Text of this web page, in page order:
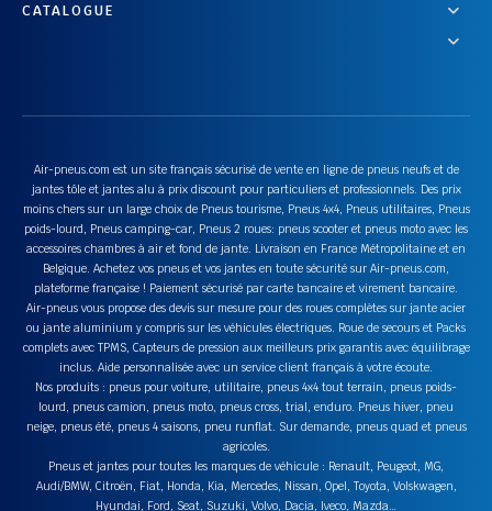
CATALOGUE
Air-pneus.com est un site français sécurisé de vente en ligne de pneus neufs et de
jantes tôle et jantes alu à prix discount pour particuliers et professionnels. Des prix
moins chers sur un large choix de Pneus tourisme, Pneus 4x4, Pneus utilitaires, Pneus
poids-lourd, Pneus camping-car, Pneus 2 roues: pneus scooter et pneus moto avec les
accessoires chambres à air et fond de jante. Livraison en France Métropolitaine et en
Belgique. Achetez vos pneus et vos jantes en toute sécurité sur Air-pneus.com,
plateforme française ! Paiement sécurisé par carte bancaire et virement bancaire.
Air-pneus vous propose des devis sur mesure pour des roues complètes sur jante acier
ou jante aluminium y compris sur les véhicules électriques. Roue de secours et Packs
complets avec TPMS, Capteurs de pression aux meilleurs prix garantis avec équilibrage
inclus. Aide personnalisée avec un service client français à votre écoute.
Nos produits : pneus pour voiture, utilitaire, pneus 4x4 tout terrain, pneus poids-
lourd, pneus camion, pneus moto, pneus cross, trial, enduro. Pneus hiver, pneu
neige, pneus été, pneus 4 saisons, pneu runflat. Sur demande, pneus quad et pneus
agricoles.
Pneus et jantes pour toutes les marques de véhicule : Renault, Peugeot, MG,
Audi/BMW, Citroën, Fiat, Honda, Kia, Mercedes, Nissan, Opel, Toyota, Volskwagen,
Hyundai, Ford, Seat, Suzuki, Volvo, Dacia, Iveco, Mazda…